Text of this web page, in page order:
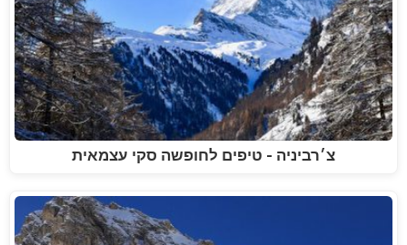
צ׳רביניה - טיפים לחופשה סקי עצמאית